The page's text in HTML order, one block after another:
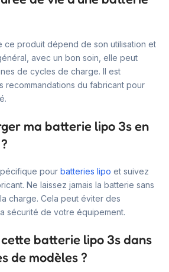
ce produit dépend de son utilisation et
avec un bon soin, elle peut
de cycles de charge. Il est
recommandations du fabricant pour
ma batterie lipo 3s en
pour batteries lipo et suivez
Ne laissez jamais la batterie sans
charge. Cela peut éviter des
sécurité de votre équipement.
batterie lipo 3s dans
de modèles ?